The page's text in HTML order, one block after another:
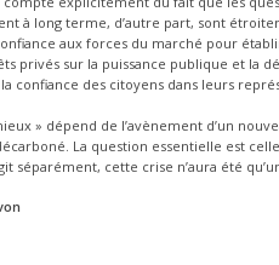
à long terme, d’autre part, sont
aux forces du marché pour
privés sur la puissance publique et la
confiance des citoyens dans leurs
» dépend de l’avènement d’un
La question essentielle est
séparément, cette crise n’aura été